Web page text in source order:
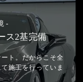
-
ス2基完備
ト。 だからこそ全
施工を行っていま